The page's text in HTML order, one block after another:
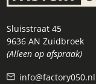
Sluisstraat 45
9636 AN Zuidbroek
(Alleen op afspraak)
info@factory050.nl